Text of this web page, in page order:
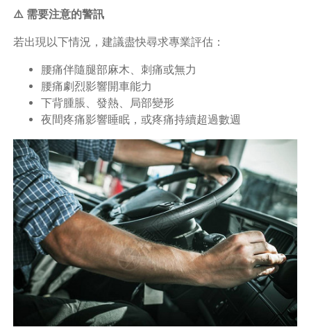
⚠️ 需要注意的警訊
若出現以下情況，建議盡快尋求專業評估：
腰痛伴隨腿部麻木、刺痛或無力
腰痛劇烈影響開車能力
下背腫脹、發熱、局部變形
夜間疼痛影響睡眠，或疼痛持續超過數週